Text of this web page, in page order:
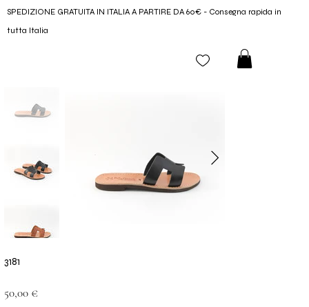
SPEDIZIONE GRATUITA IN ITALIA A PARTIRE DA 60€ - Consegna rapida in
tutta Italia
3181
50,00 €